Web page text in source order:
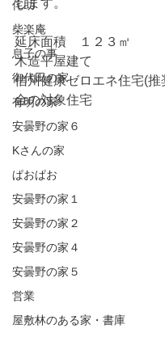
侘助
柴楽庵
息子の事
御代田の家
有明の家
安曇野の家６
Kさんの家
ぱおぱお
安曇野の家１
安曇野の家２
安曇野の家４
安曇野の家５
営業
屋敷林のある家・書庫
します。
延床面積　１２３㎡
木造平屋建て
信州健康ゼロエネ住宅(推
金の対象住宅